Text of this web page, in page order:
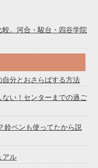
。河合・駿台・四谷学院
分とおさらばする方法
い！センターまでの過ご
鈴ペンも使ってたから説
アル